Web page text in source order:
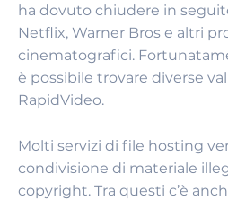
ha dovuto chiudere in
Netflix, Warner Bros e altri
cinematografici.
è possibile trovare diverse
RapidVideo.
Molti servizi di file hosting
condivisione di materiale
copyright. Tra questi c’è